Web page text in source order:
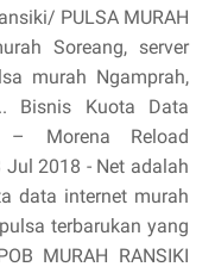
PULSA MURAH
Soreang, server
murah Ngamprah,
Bisnis Kuota Data
– Morena Reload
Jul 2018 - Net adalah
data internet murah
terbarukan yang
MURAH RANSIKI